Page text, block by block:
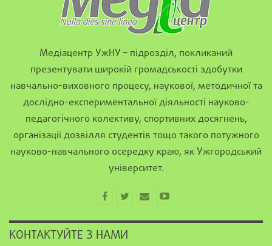
Медіацентр УжНУ – підрозділ, покликаний
презентувати широкій громадськості здобутки
навчально-виховного процесу, наукової, методичної та
дослідно-експериментальної діяльності науково-
педагогічного колективу, спортивних досягнень,
організації дозвілля студентів тощо такого потужного
науково-навчального осередку краю, як Ужгородський
університет.
КОНТАКТУЙТЕ З НАМИ